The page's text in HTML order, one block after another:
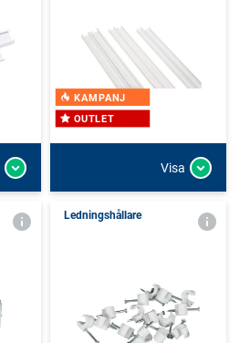
KAMPANJ
OUTLET
Visa
Ledningshållare